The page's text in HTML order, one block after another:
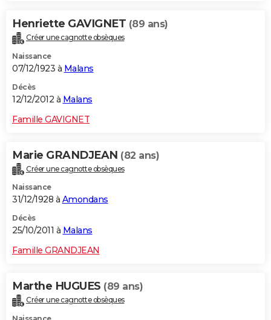
Henriette GAVIGNET (89 ans)
Créer une cagnotte obsèques
Naissance
07/12/1923 à Malans
Décès
12/12/2012 à Malans
Famille GAVIGNET
Marie GRANDJEAN (82 ans)
Créer une cagnotte obsèques
Naissance
31/12/1928 à Amondans
Décès
25/10/2011 à Malans
Famille GRANDJEAN
Marthe HUGUES (89 ans)
Créer une cagnotte obsèques